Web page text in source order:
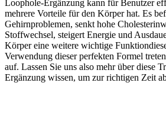
Loophole-Ergänzung kann für Benutzer
mehrere Vorteile für den Körper hat. Es
Gehirnproblemen, senkt hohe
Stoffwechsel, steigert Energie und
Körper eine weitere wichtige
Verwendung dieser perfekten Formel
auf. Lassen Sie uns also mehr über diese
Ergänzung wissen, um zur richtigen Zeit